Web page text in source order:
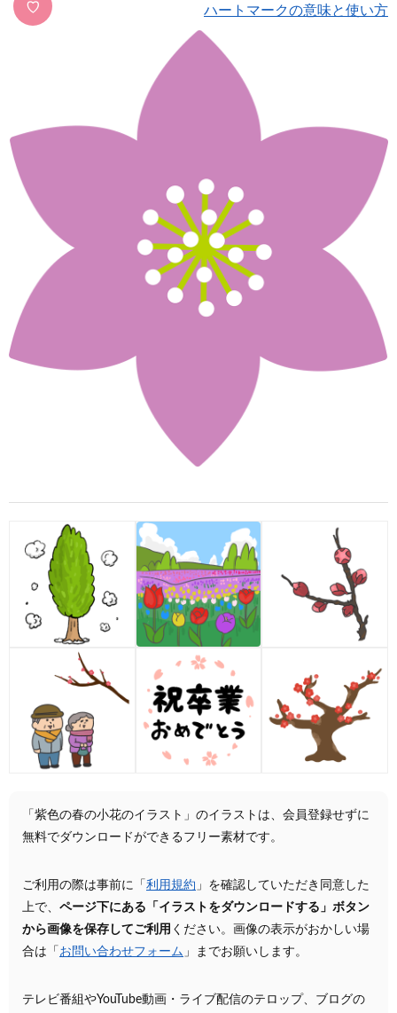
♡ ハートマークの意味と使い方
「紫色の春の小花のイラスト」のイラストは、会員登録せずに
無料でダウンロードができるフリー素材です。
ご利用の際は事前に「 利用規約 」を確認していただき同意した
上で、 ページ下にある「イラストをダウンロードする」ボタン
から画像を保存してご利用 ください。画像の表示がおかしい場
合は「 お問い合わせフォーム 」までお願いします。
テレビ番組やYouTube動画・ライブ配信のテロップ、ブログの